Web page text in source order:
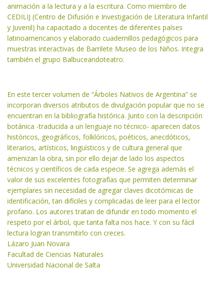
animación a la lectura y a la escritura. Como miembro de
CEDILIJ (Centro de Difusión e Investigación de Literatura Infantil
y Juvenil) ha capacitado a docentes de diferentes países
latinoamericanos y elaborado cuadernillos pedagógicos para
muestras interactivas de Barrilete Museo de los Niños. Integra
también el grupo Balbuceandoteatro.
En este tercer volumen de “Árboles Nativos de Argentina” se
incorporan diversos atributos de divulgación popular que no se
encuentran en la bibliografía histórica. Junto con la descripción
botánica -traducida a un lenguaje no técnico- aparecen datos
históricos, geográficos, folklóricos, poéticos, anecdóticos,
literarios, artísticos, lingüísticos y de cultura general que
amenizan la obra, sin por ello dejar de lado los aspectos
técnicos y científicos de cada especie. Se agrega además el
valor de sus excelentes fotografías que permiten determinar
ejemplares sin necesidad de agregar claves dicotómicas de
identificación, tan difíciles y complicadas de leer para el lector
profano. Los autores tratan de difundir en todo momento el
respeto por el árbol, que tanta falta nos hace. Y con su fácil
lectura logran transmitirlo con creces.
Lázaro Juan Novara
Facultad de Ciencias Naturales
Universidad Nacional de Salta